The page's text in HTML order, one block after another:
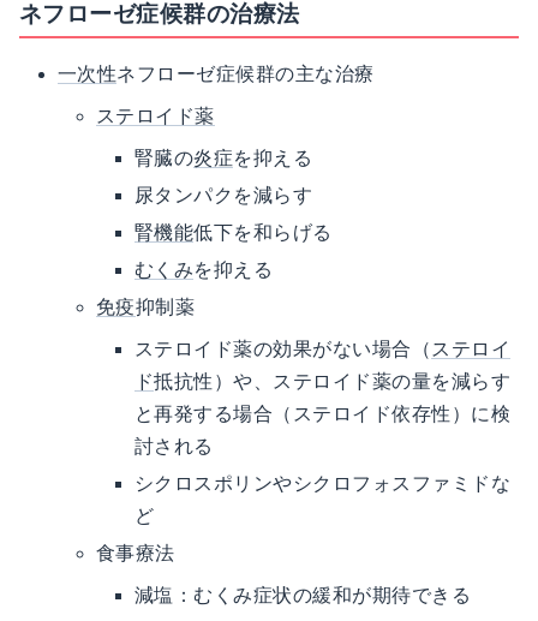
ネフローゼ症候群の治療法
一次性ネフローゼ症候群の主な治療
ステロイド薬
腎臓の炎症を抑える
尿タンパクを減らす
腎機能低下を和らげる
むくみを抑える
免疫抑制薬
ステロイド薬の効果がない場合（ ステロイ
ド抵抗性）や、ステロイド薬の量を減らす
と再発する場合（ステロイド依存性）に検
討される
シクロスポリンやシクロフォスファミドな
ど
食事療法
減塩：むくみ症状の緩和が期待できる